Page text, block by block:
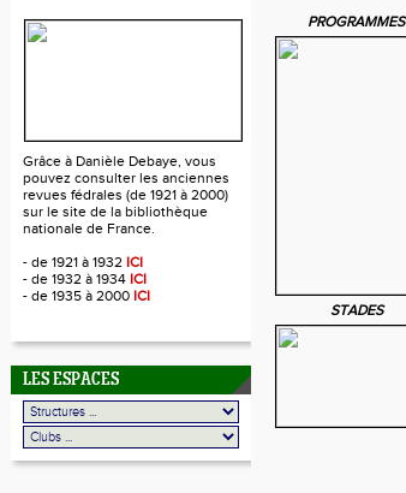
Grâce à Danièle Debaye, vous
pouvez consulter les anciennes
revues fédrales (de 1921 à 2000)
sur le site de la bibliothèque
nationale de France.
- de 1921 à 1932 ICI
- de 1932 à 1934 ICI
- de 1935 à 2000 ICI
LES ESPACES
PROGRAMMES
STADES